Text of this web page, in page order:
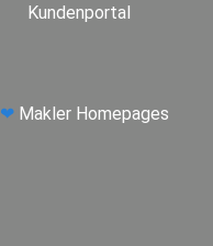
Kundenportal
❤Makler Homepages